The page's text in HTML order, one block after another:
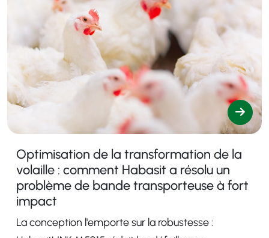
Optimisation de la transformation de la
volaille : comment Habasit a résolu un
problème de bande transporteuse à fort
impact
La conception l'emporte sur la robustesse :